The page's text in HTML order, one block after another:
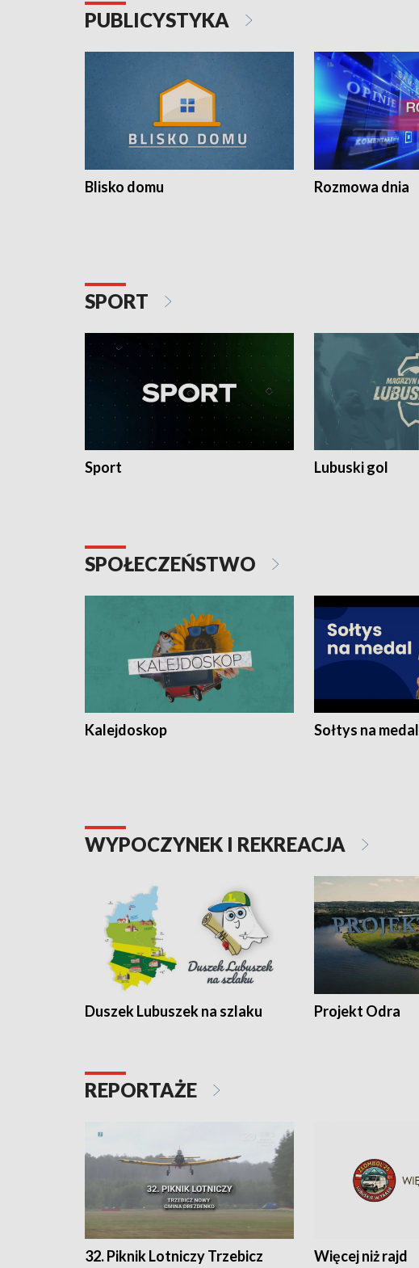
PUBLICYSTYKA
Blisko domu Rozmowa dnia
SPORT
Sport Lubuski gol
SPOŁECZEŃSTWO
Kalejdoskop Sołtys na medal
WYPOCZYNEK I REKREACJA
Duszek Lubuszek na szlaku Projekt Odra
REPORTAŻE
32. Piknik Lotniczy Trzebicz
Więcej niż rajd